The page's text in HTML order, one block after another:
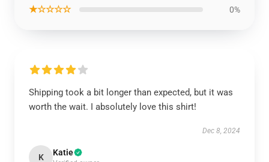
★☆☆☆☆ 0%
Shipping took a bit longer than expected, but it was
worth the wait. I absolutely love this shirt!
Dec 8, 2024
K Katie